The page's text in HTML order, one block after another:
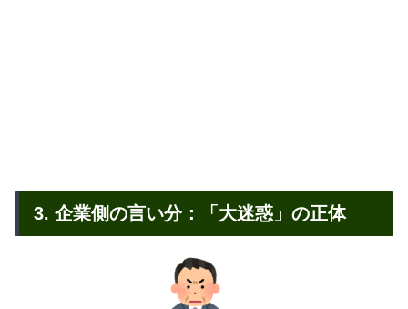
3. 企業側の言い分：「大迷惑」の正体